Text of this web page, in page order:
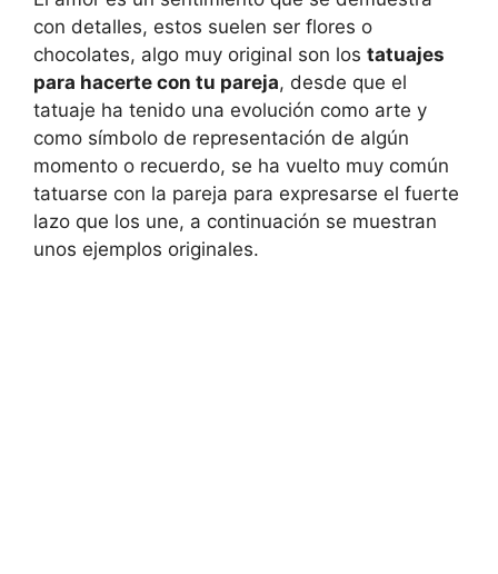
con detalles, estos suelen ser flores o
chocolates, algo muy original son los tatuajes
para hacerte con tu pareja, desde que el
tatuaje ha tenido una evolución como arte y
como símbolo de representación de algún
momento o recuerdo, se ha vuelto muy común
tatuarse con la pareja para expresarse el fuerte
lazo que los une, a continuación se muestran
unos ejemplos originales.